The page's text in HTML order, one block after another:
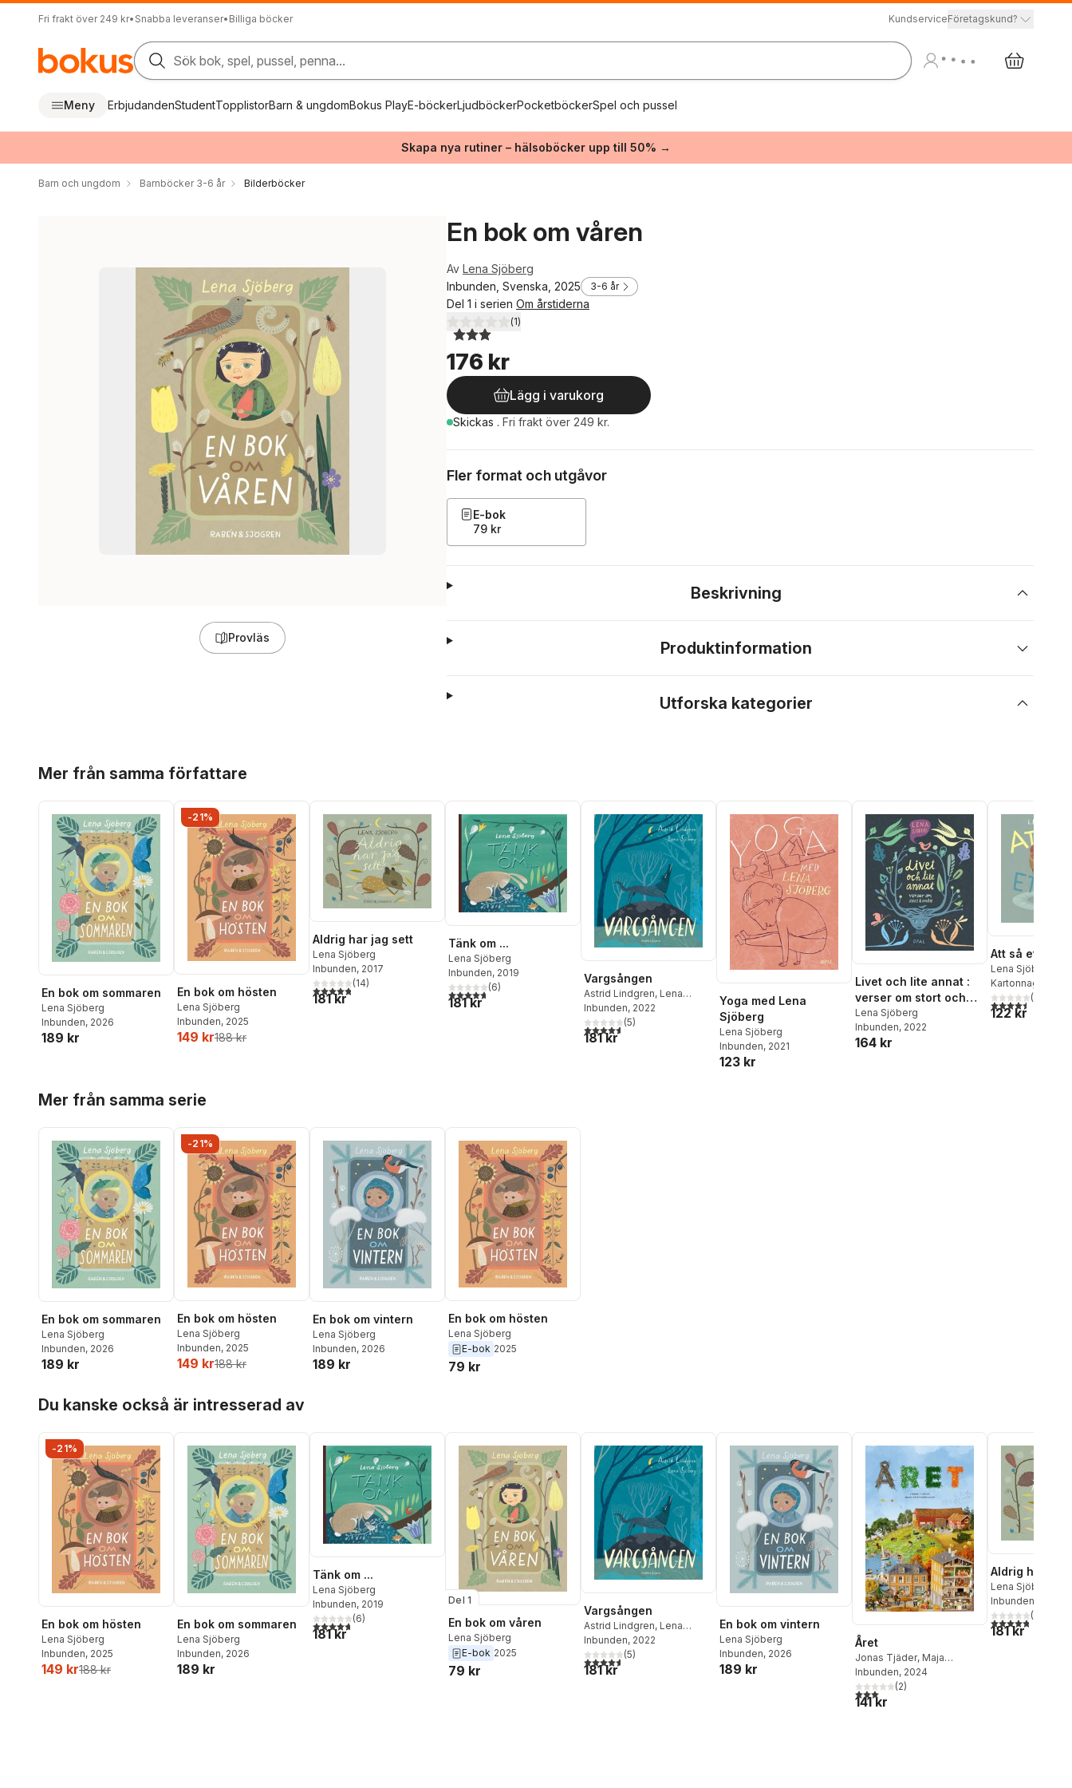
Fri frakt över 249 kr• Snabba leveranser• Billiga böcker KundserviceFöretagskund?
Sök bok, spel, pussel, penna...
Meny ErbjudandenStudentTopplistorBarn & ungdomBokus PlayE-böckerLjudböckerPocketböckerSpel och pussel
Skapa nya rutiner – hälsoböcker upp till 50% →
Barn och ungdom Barnböcker 3-6 år Bilderböcker
Provläs
En bok om våren
Av Lena Sjöberg
Inbunden, Svenska, 2025
3-6 år
Del 1 i serien Om årstiderna
3,0utav 5 stjärnor. Totalt antal röster:
(1)
176 kr
Lägg i varukorg
Skickas . Fri frakt över 249 kr.
Fler format och utgåvor
E-bok
79 kr
Beskrivning
Produktinformation
Utforska kategorier
Mer från samma författare
En bok om sommaren
Lena Sjöberg
Inbunden, 2026
189 kr
-21%
En bok om hösten
Lena Sjöberg
Inbunden, 2025
149 kr188 kr
Aldrig har jag sett
Lena Sjöberg
Inbunden, 2017
4,8utav 5 stjärnor. Totalt antal röster:
(14)
181 kr
Tänk om ...
Lena Sjöberg
Inbunden, 2019
4,7utav 5 stjärnor. Totalt antal röster:
(6)
181 kr
Vargsången
Astrid Lindgren, Lena
Sjöberg
Inbunden, 2022
4,6utav 5 stjärnor. Totalt antal röster:
(5)
181 kr
Yoga med Lena
Sjöberg
Lena Sjöberg
Inbunden, 2021
123 kr
Livet och lite annat :
verser om stort och
smått
Lena Sjöberg
Inbunden, 2022
164 kr
Att så ett frö
Lena Sjöberg
Kartonnage
4,5utav 5(
122 kr
Mer från samma serie
En bok om sommaren
Lena Sjöberg
Inbunden, 2026
189 kr
-21%
En bok om hösten
Lena Sjöberg
Inbunden, 2025
149 kr188 kr
En bok om vintern
Lena Sjöberg
Inbunden, 2026
189 kr
En bok om hösten
Lena Sjöberg
E-bok 2025
79 kr
Du kanske också är intresserad av
-21%
En bok om hösten
Lena Sjöberg
Inbunden, 2025
149 kr188 kr
En bok om sommaren
Lena Sjöberg
Inbunden, 2026
189 kr
Tänk om ...
Lena Sjöberg
Inbunden, 2019
4,7utav 5 stjärnor. Totalt antal röster:
(6)
181 kr
Del 1
En bok om våren
Lena Sjöberg
E-bok 2025
79 kr
Vargsången
Astrid Lindgren, Lena
Sjöberg
Inbunden, 2022
4,6utav 5 stjärnor. Totalt antal röster:
(5)
181 kr
En bok om vintern
Lena Sjöberg
Inbunden, 2026
189 kr
Året
Jonas Tjäder, Maja
Knochenhauer
Inbunden, 2024
3,0utav 5 stjärnor. Totalt antal röster:
(2)
141 kr
Aldrig har jag
Lena Sjöberg
Inbunden
4,8utav 5(
181 kr